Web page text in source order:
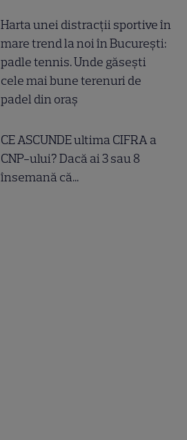
Harta unei distracții sportive în
mare trend la noi în București:
padle tennis. Unde găsești
cele mai bune terenuri de
padel din oraș
CE ASCUNDE ultima CIFRA a
CNP-ului? Dacă ai 3 sau 8
însemană că...